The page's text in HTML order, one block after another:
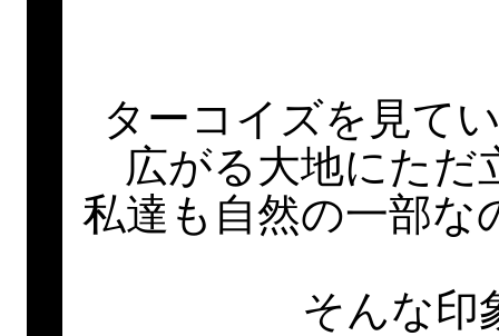
ターコイズを見て
広がる大地にただ
私達も自然の一部な
そんな印